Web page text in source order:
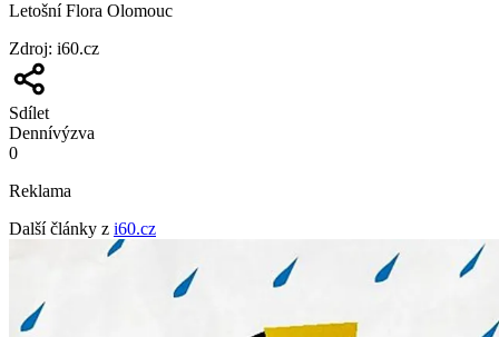
Letošní Flora Olomouc
Zdroj: i60.cz
Sdílet
Dennívýzva
0
Reklama
Další články z i60.cz